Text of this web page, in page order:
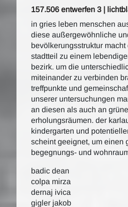
157.506 entwerfen 3 |
in gries leben menschen
diese außergewöhnliche
bevölkerungsstruktur macht
stadtteil zu einem
bezirk. um die
miteinander zu verbinden
treffpunkte und
unserer untersuchungen
an diesen als auch an
erholungsräumen. der
kindergarten und
scheint geeignet, um einen
begegnungs- und
badic dean
colpa mirza
dernaj ivica
gigler jakob